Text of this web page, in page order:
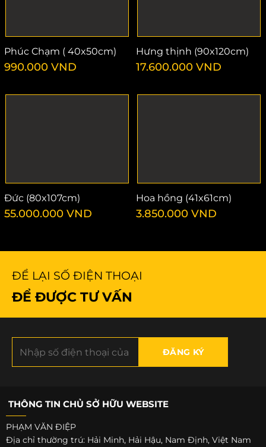
Phúc Chạm ( 40x50cm)
990.000 VND
Hưng thịnh (90x120cm)
17.600.000 VND
Đức (80x107cm)
55.000.000 VND
Hoa hồng (41x61cm)
3.850.000 VND
ĐỂ LẠI SỐ ĐIỆN THOẠI
ĐỂ ĐƯỢC TƯ VẤN
THÔNG TIN CHỦ SỞ HỮU WEBSITE
PHẠM VĂN ĐIỆP
Địa chỉ thường trú: Hải Minh, Hải Hậu, Nam Định, Việt Nam